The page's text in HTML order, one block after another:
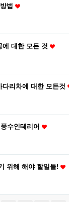
법
에 대한 모든 것
리차에 대한 모든것
수인테리어
위해 해야 할일들!